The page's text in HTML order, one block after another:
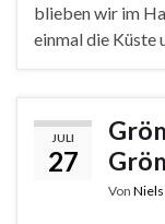
blieben wir im
einmal die Küste
JULI
27
Von Niels